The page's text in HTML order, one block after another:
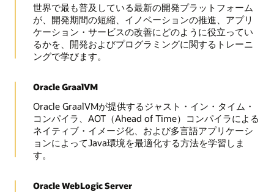
世界で最も普及している最新の開発プラットフォーム
が、開発期間の短縮、イノベーションの推進、アプリ
ケーション・サービスの改善にどのように役立ってい
るかを、開発およびプログラミングに関するトレーニ
ングで学びます。
Oracle GraalVM
Oracle GraalVMが提供するジャスト・イン・タイム・
コンパイラ、AOT（Ahead of Time）コンパイラによる
ネイティブ・イメージ化、および多言語アプリケーシ
ョンによってJava環境を最適化する方法を学習しま
す。
Oracle WebLogic Server